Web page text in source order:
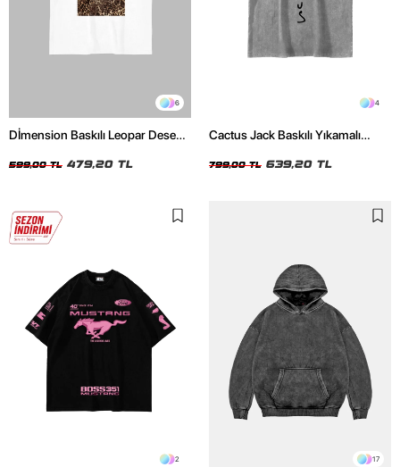
6
Dİmension Baskılı Leopar Desenli
Tshirt
599,00 TL 479,20 TL
4
Cactus Jack Baskılı Yıkamalı
799,00 TL 639,20 TL
2 17